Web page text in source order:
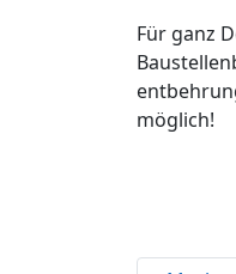
Für ganz
möglich!